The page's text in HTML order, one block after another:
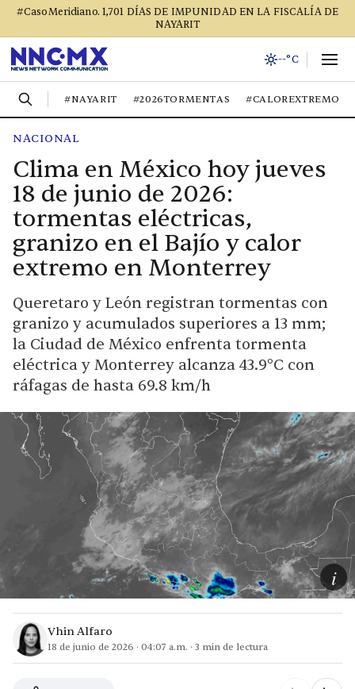
#CasoMeridiano. 1,701 DÍAS DE IMPUNIDAD EN LA FISCALÍA DE
NAYARIT
--°C
#NAYARIT #2026TORMENTAS #CALOREXTREMO
NACIONAL
Clima en México hoy jueves
18 de junio de 2026:
tormentas eléctricas,
granizo en el Bajío y calor
extremo en Monterrey
Queretaro y León registran tormentas con
granizo y acumulados superiores a 13 mm;
la Ciudad de México enfrenta tormenta
eléctrica y Monterrey alcanza 43.9°C con
ráfagas de hasta 69.8 km/h
i
Vhin Alfaro
18 de junio de 2026 · 04:07 a.m. · 3 min de lectura